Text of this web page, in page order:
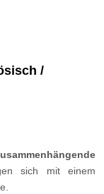
/
sich mit einem